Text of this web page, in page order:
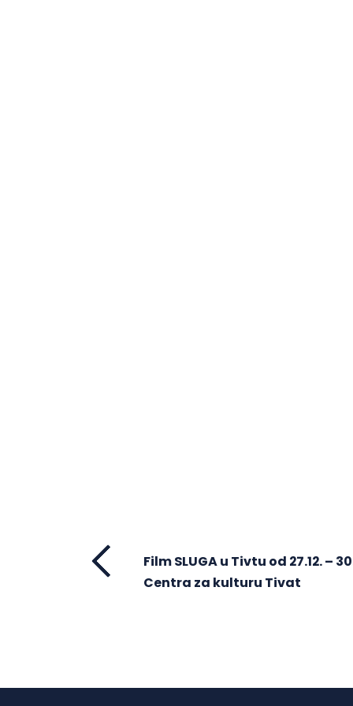
Film SLUGA u Tivtu od 27.12. –
Centra za kulturu Tivat